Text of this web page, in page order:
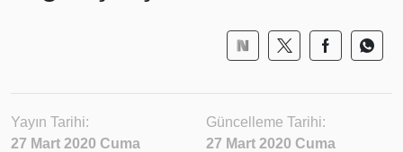
Yayın Tarihi:
27 Mart 2020 Cuma
Güncelleme Tarihi:
27 Mart 2020 Cuma